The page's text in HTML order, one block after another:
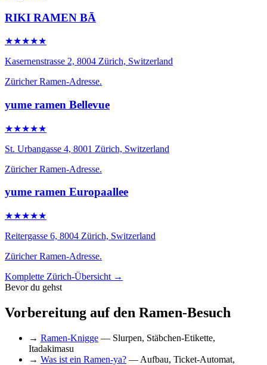
RIKI RAMEN BĀ
★★★★★
Kasernenstrasse 2, 8004 Zürich, Switzerland
Züricher Ramen-Adresse.
yume ramen Bellevue
★★★★★
St. Urbangasse 4, 8001 Zürich, Switzerland
Züricher Ramen-Adresse.
yume ramen Europaallee
★★★★★
Reitergasse 6, 8004 Zürich, Switzerland
Züricher Ramen-Adresse.
Komplette Zürich-Übersicht →
Bevor du gehst
Vorbereitung auf den Ramen-Besuch
→ Ramen-Knigge — Slurpen, Stäbchen-Etikette,
Itadakimasu
→ Was ist ein Ramen-ya? — Aufbau, Ticket-Automat,